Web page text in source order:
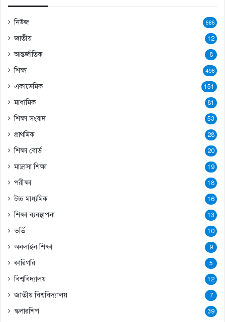
নিউজ 686
জাতীয় 12
আন্তর্জাতিক 8
শিক্ষা 498
একাডেমিক 151
মাধ্যমিক 81
শিক্ষা সংবাদ 53
প্রাথমিক 28
শিক্ষা বোর্ড 20
মাদ্রাসা শিক্ষা 19
পরীক্ষা 18
উচ্চ মাধ্যমিক 16
শিক্ষা ব্যবস্থাপনা 13
ভর্তি 10
অনলাইন শিক্ষা 9
কারিগরি 5
বিশ্ববিদ্যালয় 12
জাতীয় বিশ্ববিদ্যালয় 7
স্কলারশিপ 39